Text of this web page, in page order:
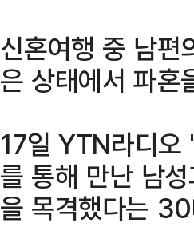
신혼여행 중 남편
은 상태에서 파혼
17일 YTN라디오
를 통해 만난 남
을 목격했다는